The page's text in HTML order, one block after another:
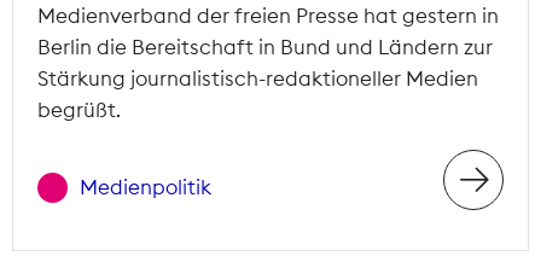
Medienverband der freien Presse hat gestern in
Berlin die Bereitschaft in Bund und Ländern zur
Stärkung journalistisch-redaktioneller Medien
begrüßt.
Medienpolitik